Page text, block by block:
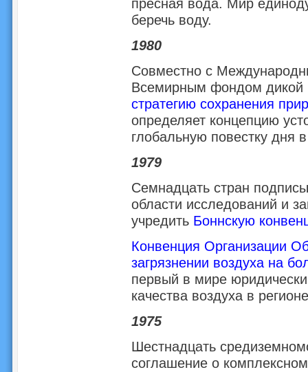
беречь воду.
1980
Совместно с
Всемирным фондом
стратегию сохранения
определяет концепцию
глобальную повестку дня
1979
Семнадцать стран
области исследований и
учредить Боннскую
Конвенция Организации
загрязнении воздуха на
первый в мире
качества воздуха в
1975
Шестнадцать
соглашение о